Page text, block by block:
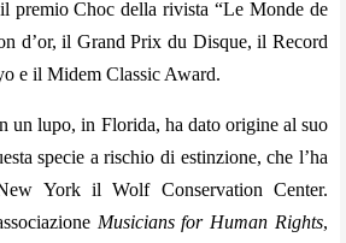
premio Choc della rivista “Le Monde de
d’or, il Grand Prix du Disque, il Record
e il Midem Classic Award.
un lupo, in Florida, ha dato origine al suo
specie a rischio di estinzione, che l’ha
York il Wolf Conservation Center.
Musicians for Human Rights,